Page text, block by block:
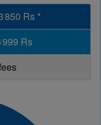
850 Rs*
999 Rs